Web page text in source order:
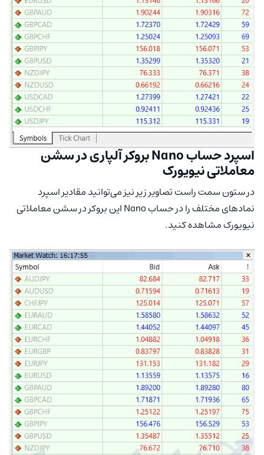
اسپرد حساب Nano بروکر آلپاری در سشن
معاملاتی نیویورک
در ستون سمت راست تصاویر زیر نیز می‌توانید مقادیر اسپرد
نمادهای مختلف را در حساب Nano این بروکر در سشن معاملاتی
نیویورک مشاهده کنید.